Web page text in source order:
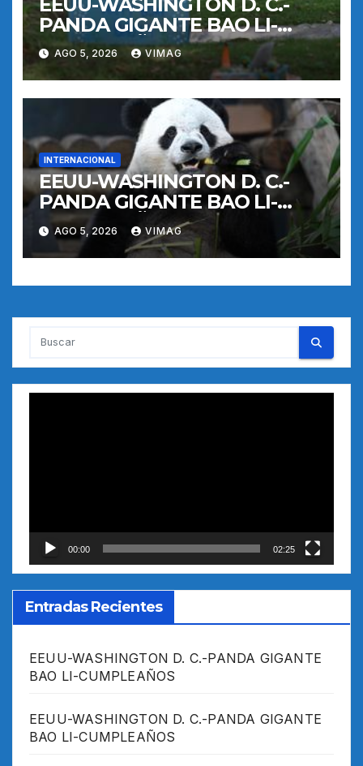
PANDA GIGANTE BAO LI-
CUMPLEAÑOS
AGO 5, 2026 VIMAG
INTERNACIONAL
EEUU-WASHINGTON D. C.-
PANDA GIGANTE BAO LI-
CUMPLEAÑOS
AGO 5, 2026 VIMAG
00:00 02:25
Entradas Recientes
EEUU-WASHINGTON D. C.-PANDA GIGANTE
BAO LI-CUMPLEAÑOS
EEUU-WASHINGTON D. C.-PANDA GIGANTE
BAO LI-CUMPLEAÑOS